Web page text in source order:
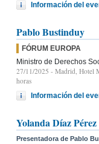
Información del
Pablo Bustinduy
FÓRUM EUROPA
Ministro de Derechos
27/11/2025 - Madrid, Hotel
horas
Información del
Yolanda Díaz Pérez
Presentadora de Pablo